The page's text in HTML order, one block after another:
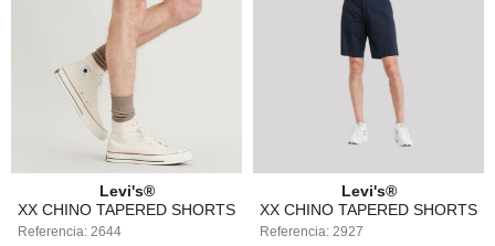
Levi's®
XX CHINO TAPERED SHORTS
LEVI'S®17202-0004
Referencia: 2644
Levi's®
XX CHINO TAPERED SHORTS
LEVI'S®17202-0009
Referencia: 2927